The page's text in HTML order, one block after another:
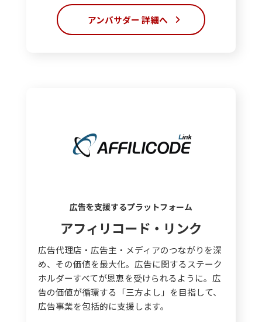
アンバサダー 詳細へ
広告を支援するプラットフォーム
アフィリコード・リンク
広告代理店・広告主・メディアのつながりを深
め、その価値を最大化。広告に関するステーク
ホルダーすべてが恩恵を受けられるように。広
告の価値が循環する「三方よし」を目指して、
広告事業を包括的に支援します。